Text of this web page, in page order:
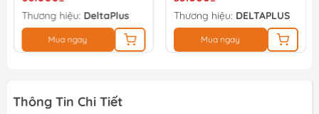
Thương hiệu: DeltaPlus
Mua ngay
Thương hiệu: DELTAPLUS
Mua ngay
Thông Tin Chi Tiết